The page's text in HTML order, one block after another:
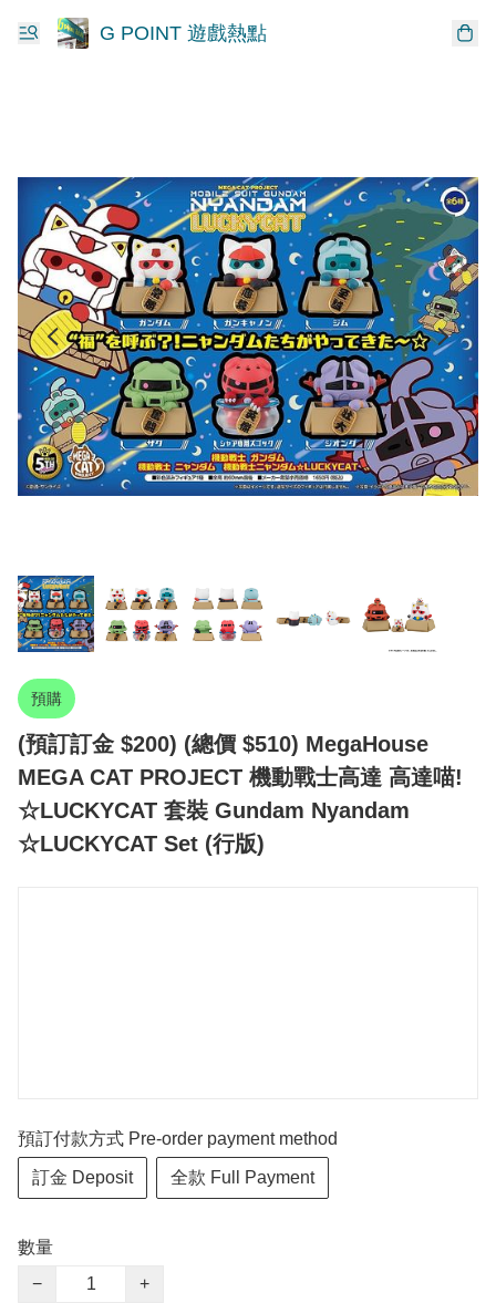
G POINT 遊戲熱點
預購
(預訂訂金 $200) (總價 $510) MegaHouse
MEGA CAT PROJECT 機動戰士高達 高達喵!
☆LUCKYCAT 套裝 Gundam Nyandam
☆LUCKYCAT Set (行版)
預訂付款方式 Pre-order payment method
訂金 Deposit 全款 Full Payment
數量
−
+